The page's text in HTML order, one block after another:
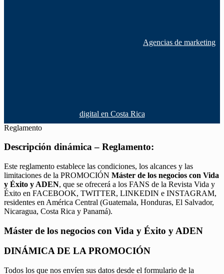
Agencias de marketing
digital en Costa Rica
Reglamento
Descripción dinámica – Reglamento:
Este reglamento establece las condiciones, los alcances y las
limitaciones de la PROMOCIÓN Máster de los negocios con Vida
y Éxito y ADEN, que se ofrecerá a los FANS de la Revista Vida y
Éxito en FACEBOOK, TWITTER, LINKEDIN e INSTAGRAM,
residentes en América Central (Guatemala, Honduras, El Salvador,
Nicaragua, Costa Rica y Panamá).
Máster de los negocios con Vida y Éxito y ADEN
DINÁMICA DE LA PROMOCIÓN
Todos los que nos envíen sus datos desde el formulario de la